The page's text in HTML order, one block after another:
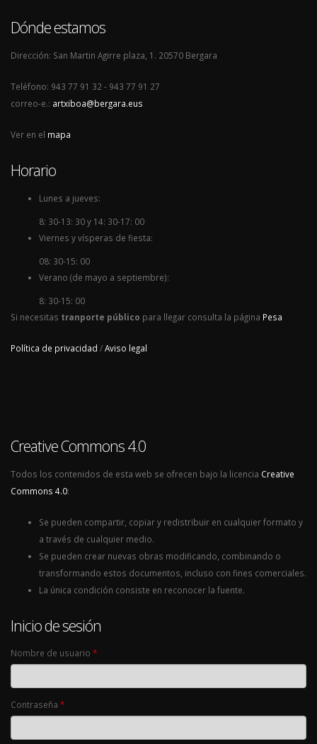
Dónde estamos
Dirección: San Martin Agirre plaza, 1. 20570 Bergara
Teléfono: 943 77 91 32 - 943 77 91 27
correo-e.: artxiboa@bergara.eus
Ver en el mapa
Horario
Lunes a jueves:
8: 30-13: 30 y 14: 30-17: 00
Viernes y vísperas de fiesta:
08: 30-15: 00
Verano (de mayo a septiembre):
8: 30-15: 00
Si necesitas tranporte público para llegar consulta la página Pesa
Política de privacidad /Aviso legal
Creative Commons 4.0
Todos los contenidos de esta web se ofrecen bajo la licencia Creative
Commons 4.0:
Se pueden compartir, copiar y redistribuir en cualquier formato y
a través de cualquier medio.
Se pueden crear nuevas obras modificando, combinando o
transformando estos documentos, incluso con fines comerciales.
La única condición consiste en reconocer la fuente.
Inicio de sesión
Nombre de usuario *
Contraseña *